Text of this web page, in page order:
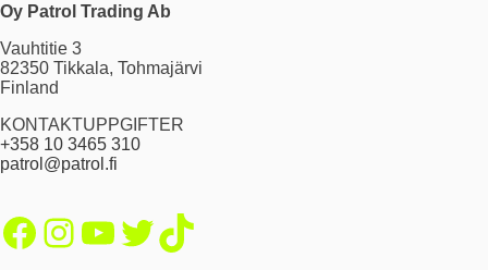
Oy Patrol Trading Ab
Vauhtitie 3
82350 Tikkala, Tohmajärvi
Finland
KONTAKTUPPGIFTER
+358 10 3465 310
patrol@patrol.fi
Facebook
Instagram
YouTube
Twitter
TikTok